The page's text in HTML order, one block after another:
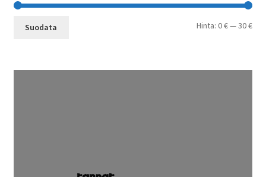
Suodata Hinta:0 €—30 €